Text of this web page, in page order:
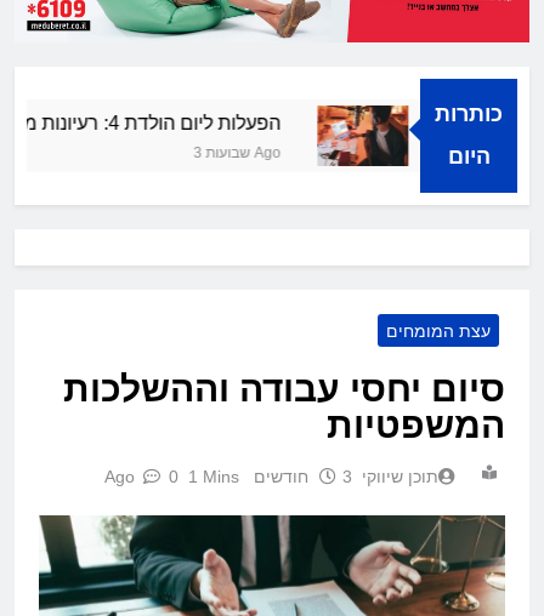
כותרות
היום
הפעלות ליום הולדת 4: רעיונות מרעננים ושמחים
3 שבועות Ago
קולית
עצת המומחים
סיום יחסי עבודה וההשלכות
המשפטיות
תוכן שיווקי 3 חודשים Ago 0 1 Mins